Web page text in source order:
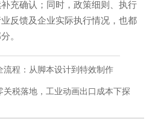
充确认；同时，政策细则、执行
反馈及企业实际执行情况，也都
。
流程：从脚本设计到特效制作
关税落地，工业动画出口成本下探